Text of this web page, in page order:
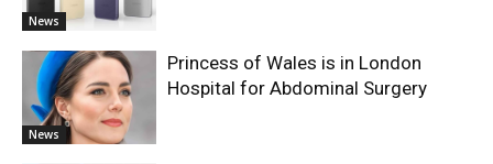
News
News
Princess of Wales is in London
Hospital for Abdominal Surgery